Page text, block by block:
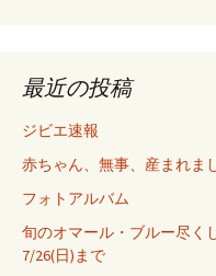
最近の投稿
ジビエ速報
赤ちゃん、無事、産まれま
フォトアルバム
旬のオマール・ブルー尽く
7/26(日)まで